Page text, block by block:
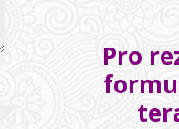
Pro